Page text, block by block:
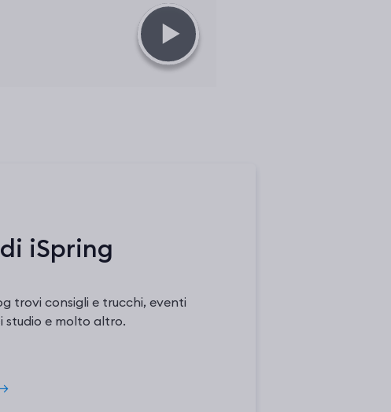
iSpring
trovi consigli e trucchi, eventi
studio e molto altro.
→